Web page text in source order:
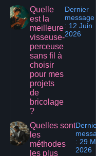
Quelle
est la
meilleure
visseuse-
perceuse
sans fil à
choisir
pour mes
projets
de
bricolage
?
Dernier
message
: 12 Juin
2026
Quelles sont
les
méthodes
les plus
: 29
2026